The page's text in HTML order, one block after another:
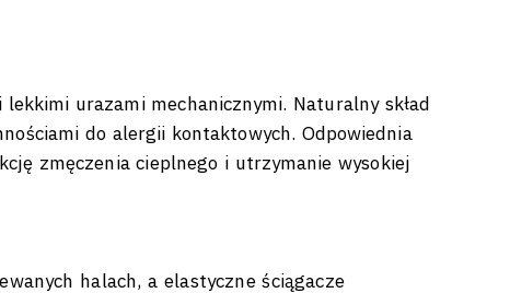
urazami mechanicznymi. Naturalny skład
do alergii kontaktowych. Odpowiednia
zmęczenia cieplnego i utrzymanie wysokiej
halach, a elastyczne ściągacze